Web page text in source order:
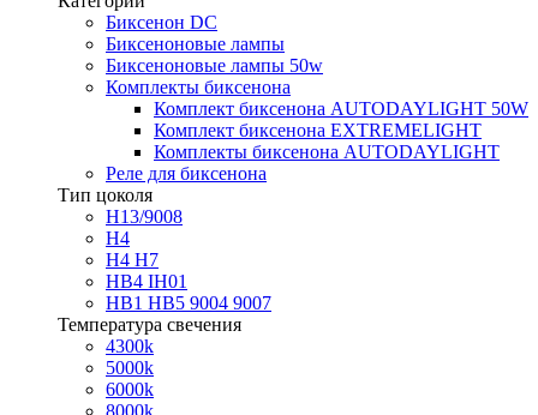
Биксенон DC
Биксеноновые лампы
Биксеноновые лампы 50w
Комплекты биксенона
Комплект биксенона AUTODAYLIGHT 50W
Комплект биксенона EXTREMELIGHT
Комплекты биксенона AUTODAYLIGHT
Реле для биксенона
Тип цоколя
H13/9008
H4
H4 H7
HB4 IH01
HB1 HB5 9004 9007
Температура свечения
4300k
5000k
6000k
8000k